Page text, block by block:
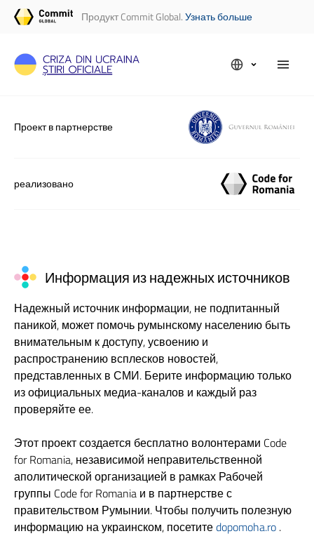
Продукт Commit Global.Узнать больше
Проект в партнерстве
реализовано
Информация из надежных источников
Надежный источник информации, не подпитанный
паникой, может помочь румынскому населению быть
внимательным к доступу, усвоению и
распространению всплесков новостей,
представленных в СМИ. Берите информацию только
из официальных медиа-каналов и каждый раз
проверяйте ее.
Этот проект создается бесплатно волонтерами Code
for Romania, независимой неправительственной
аполитической организацией в рамках Рабочей
группы Code for Romania и в партнерстве с
правительством Румынии. Чтобы получить полезную
информацию на украинском, посетитеdopomoha.ro .